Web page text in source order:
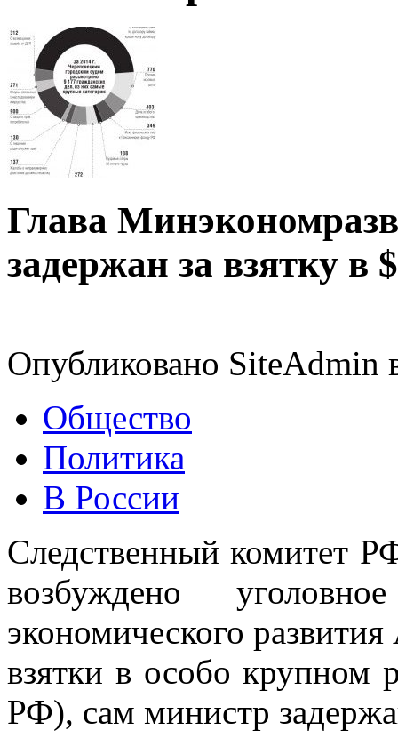
Глава
задержан за взятку
Опубликовано SiteAdmin
Общество
Политика
В России
Следственный комитет
возбуждено
экономического
взятки в особо крупном
РФ), сам министр